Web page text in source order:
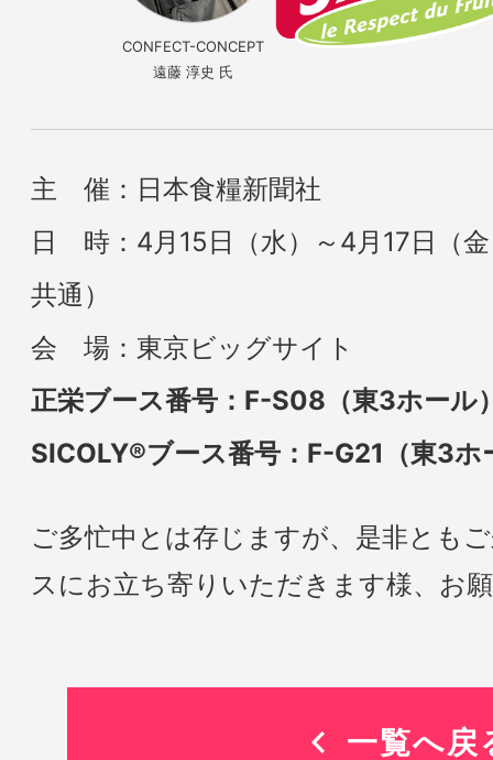
CONFECT-CONCEPT
遠藤 淳史 氏
主 催：日本食糧新聞社
日 時：4月15日（水）～4月17日（
共通）
会 場：東京ビッグサイト
正栄ブース番号：F-S08（東3ホール
SICOLY®ブース番号：F-G21（東3ホ
ご多忙中とは存じますが、是非とも
スにお立ち寄りいただきます様、お
一覧へ戻